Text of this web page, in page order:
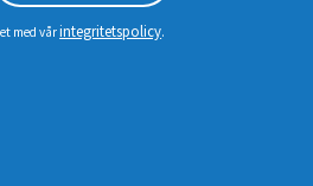
med vårintegritetspolicy.